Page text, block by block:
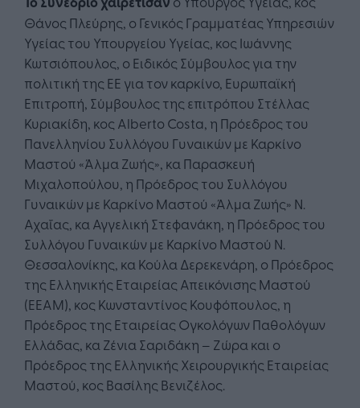
Θάνος Πλεύρης, ο Γενικός Γραμματέας Υπηρεσιών
Υγείας του Υπουργείου Υγείας, κος Ιωάννης
Κωτσιόπουλος, ο Ειδικός Σύμβουλος για την
πολιτική της ΕΕ για τον καρκίνο, Ευρωπαϊκή
Επιτροπή, Σύμβουλος της επιτρόπου Στέλλας
Κυριακίδη, κος Alberto Costa, η Πρόεδρος του
Πανελληνίου Συλλόγου Γυναικών με Καρκίνο
Μαστού «Άλμα Ζωής», κα Παρασκευή
Μιχαλοπούλου, η Πρόεδρος του Συλλόγου
Γυναικών με Καρκίνο Μαστού «Άλμα Ζωής» Ν.
Αχαΐας, κα Αγγελική Στεφανάκη, η Πρόεδρος του
Συλλόγου Γυναικών με Καρκίνο Μαστού Ν.
Θεσσαλονίκης, κα Κούλα Δερεκενάρη, ο Πρόεδρος
της Ελληνικής Εταιρείας Απεικόνισης Μαστού
(ΕΕΑΜ), κος Κωνσταντίνος Κουφόπουλος, η
Πρόεδρος της Εταιρείας Ογκολόγων Παθολόγων
Ελλάδας, κα Ζένια Σαριδάκη – Ζώρα και ο
Πρόεδρος της Ελληνικής Χειρουργικής Εταιρείας
Μαστού, κος Βασίλης Βενιζέλος.